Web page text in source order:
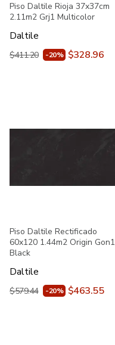
Piso Daltile Rioja 37x37cm
2.11m2 Grj1 Multicolor
Daltile
$411.20 -20% $328.96
Piso Daltile Rectificado
60x120 1.44m2 Origin Gon1
Black
Daltile
$579.44 -20% $463.55